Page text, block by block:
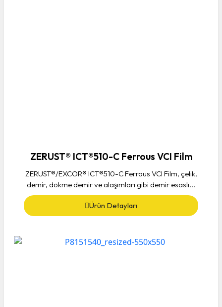
ZERUST® ICT®510-C Ferrous VCI Film
ZERUST®/EXCOR® ICT®510-C Ferrous VCI Film, çelik,
demir, dökme demir ve alaşımları gibi demir esaslı...
Ürün Detayları